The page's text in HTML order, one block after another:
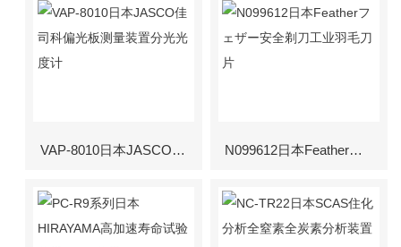
VAP-8010日本JASCO佳司科偏光板测量装置分光光度计 N099612日本Featherフェザー安全剃刀工业羽毛刀片